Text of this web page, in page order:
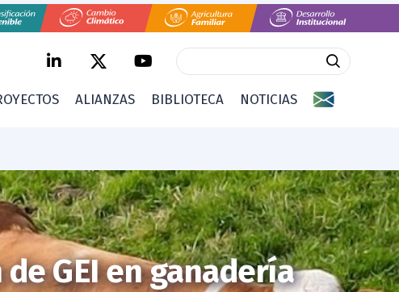
ALIANZAS BIBLIOTECA NOTICIAS
GEI en ganadería